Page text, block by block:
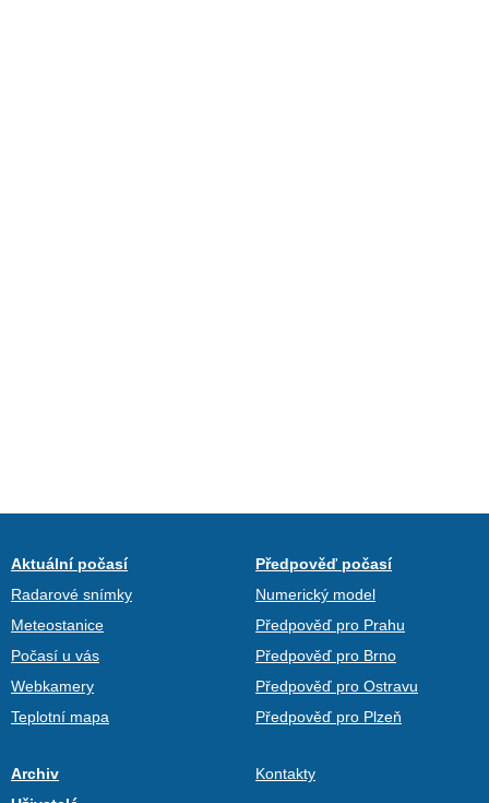
Aktuální počasí
Radarové snímky
Meteostanice
Počasí u vás
Webkamery
Teplotní mapa
Předpověď počasí
Numerický model
Předpověď pro Prahu
Předpověď pro Brno
Předpověď pro Ostravu
Předpověď pro Plzeň
Archiv
Kontakty